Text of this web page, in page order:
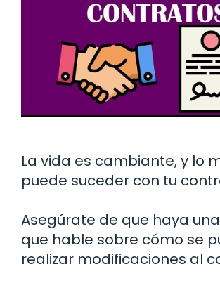
La vida es cambiante, y lo
puede suceder con tu
Asegúrate de que haya
que hable sobre cómo se
realizar modificaciones al